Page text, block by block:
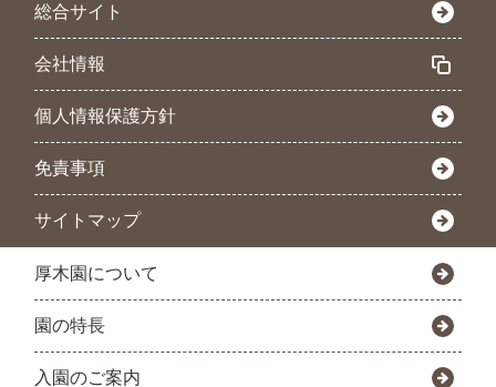
総合サイト
会社情報
個人情報保護方針
免責事項
サイトマップ
厚木園について
園の特長
入園のご案内